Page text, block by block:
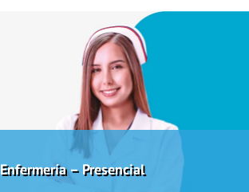
Enfermería – Presencial